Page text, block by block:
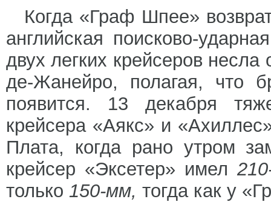
Когда «Граф Шпее»
английская поисково-
двух легких крейсеров
де-Жанейро, полагая, что
появится. 13 декабря
крейсера «Аякс» и
Плата, когда рано утром
крейсер «Эксетер» имел
только 150-мм, тогда как у